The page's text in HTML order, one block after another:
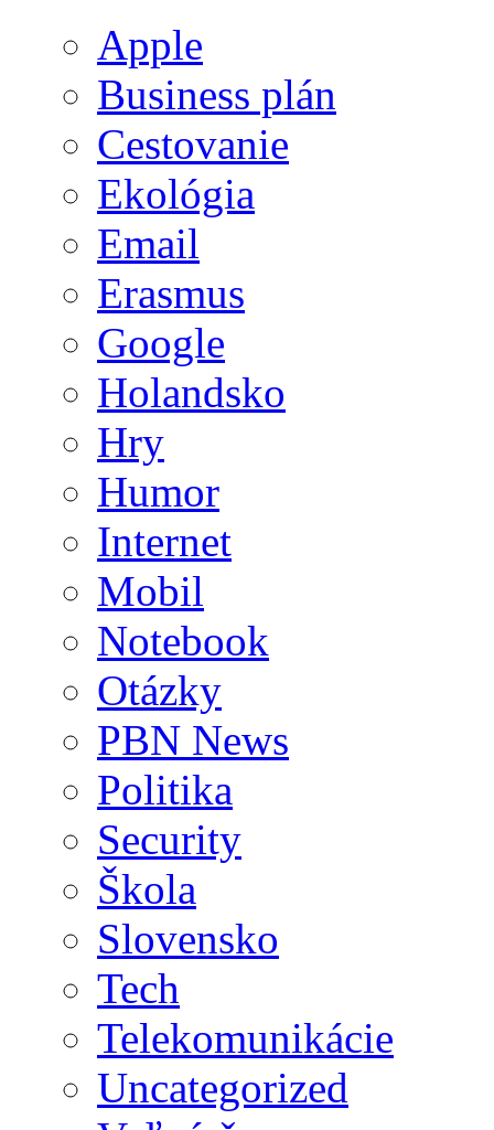
Apple
Business plán
Cestovanie
Ekológia
Email
Erasmus
Google
Holandsko
Hry
Humor
Internet
Mobil
Notebook
Otázky
PBN News
Politika
Security
Škola
Slovensko
Tech
Telekomunikácie
Uncategorized